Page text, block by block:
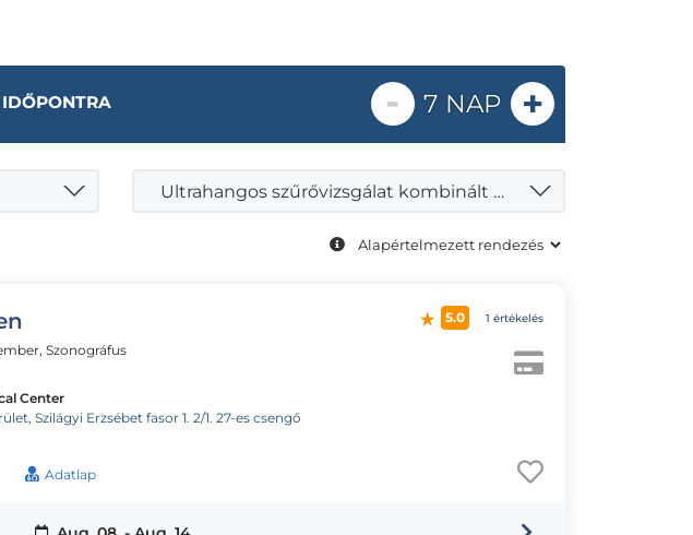
- 7 NAP +
Ultrahangos szűrővizsgálat kombinált teszttel és toxémia szűréssel
Szonográfus
Center
Szilágyi Erzsébet fasor 1. 2/1. 27-es csengő
Adatlap
5.0 1 értékelés